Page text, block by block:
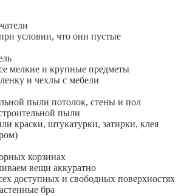
условии, что они пустые
мелкие и крупные предметы
и чехлы с мебели
пыли потолок, стены и пол
пыли
краски, штукатурки, затирки, клея
корзинах
вещи аккуратно
доступных и свободных поверхностях
бра